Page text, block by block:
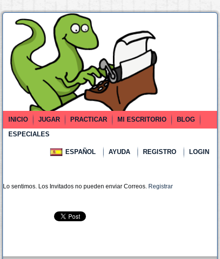
INICIO JUGAR PRACTICAR MI ESCRITORIO
BLOG
ESPECIALES
ESPAÑOL AYUDA REGISTRO LOGIN
Lo sentimos. Los Invitados no pueden enviar Correos. Registrar